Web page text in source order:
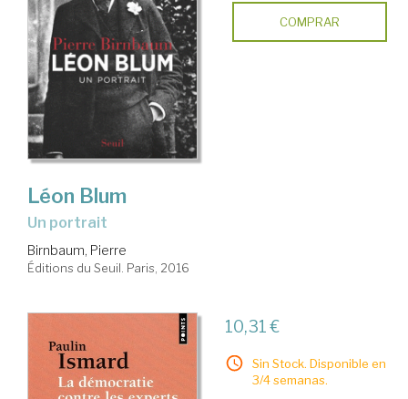
COMPRAR
Léon Blum
un portrait
Birnbaum, Pierre
Éditions du Seuil. Paris, 2016
10,31 €
Sin Stock. Disponible en
3/4 semanas.